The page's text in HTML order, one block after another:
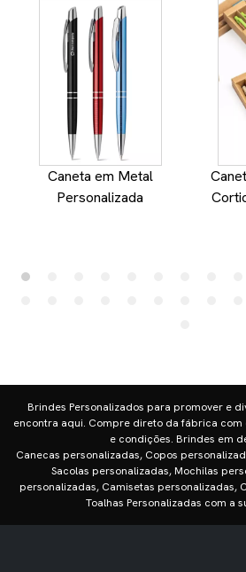
Caneta em Metal
Personalizada
Brindes Personalizados para promover e
encontra aqui. Compre direto da fábrica com
e condições. Brindes em
Canecas personalizadas, Copos
Sacolas personalizadas, Mochilas
personalizadas, Camisetas personalizadas,
Toalhas Personalizadas com a